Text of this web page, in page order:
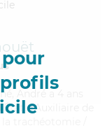
André a 4 ans
d'Auxiliaire de